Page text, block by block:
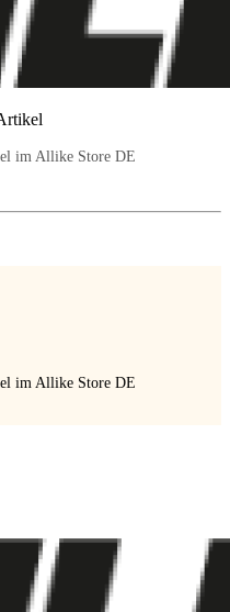
im Allike Store DE
im Allike Store DE